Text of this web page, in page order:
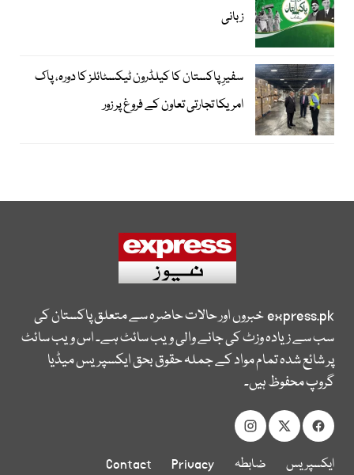
زبانی
سفیرِ پاکستان کا کیلڈرون ٹیکسٹائلز کا دورہ، پاک
امریکا تجارتی تعاون کے فروغ پر زور
express.pkخبروں اور حالات حاضرہ سے متعلق پاکستان کی
سب سے زیادہ وزٹ کی جانے والی ویب سائٹ ہے۔ اس ویب سائٹ
پر شائع شدہ تمام مواد کے جملہ حقوق بحق ایکسپریس میڈیا
گروپ محفوظ ہیں۔
ایکسپریس
ضابطہ
Privacy
Contact